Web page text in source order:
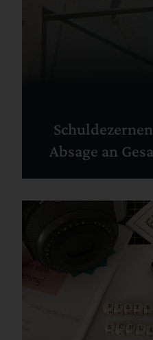
Absage an